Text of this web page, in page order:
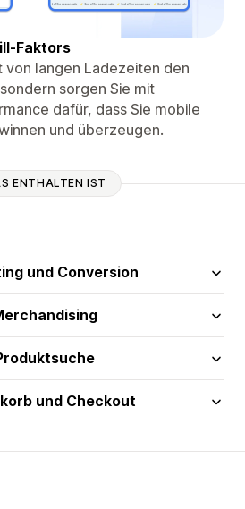
Faktors
von langen Ladezeiten den
sorgen Sie mit
dafür, dass Sie mobile
und überzeugen.
ENTHALTEN IST
und Conversion
und Checkout